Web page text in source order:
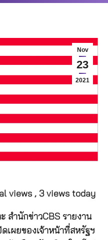
Nov
23
2021
views , 3 views today
สำนักข่าวCBS รายงาน
เผยของเจ้าหน้าที่สหรัฐฯ